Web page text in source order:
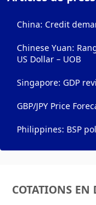
China: Credit
Chinese Yuan:
US Dollar – UOB
Singapore: GDP
GBP/JPY Price
Philippines: BSP
COTATIONS EN